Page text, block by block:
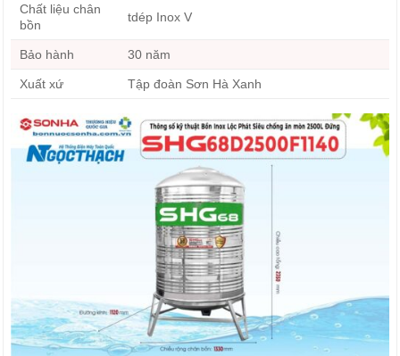
Chất liệu chân
bồn
tdép Inox V
Bảo hành 30 năm
Xuất xứ Tập đoàn Sơn Hà Xanh